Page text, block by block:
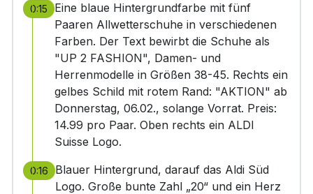
0:15
Eine blaue Hintergrundfarbe mit fünf
Paaren Allwetterschuhe in verschiedenen
Farben. Der Text bewirbt die Schuhe als
"UP 2 FASHION", Damen- und
Herrenmodelle in Größen 38-45. Rechts ein
gelbes Schild mit rotem Rand: "AKTION" ab
Donnerstag, 06.02., solange Vorrat. Preis:
14.99 pro Paar. Oben rechts ein ALDI
Suisse Logo.
0:16
Blauer Hintergrund, darauf das Aldi Süd
Logo. Große bunte Zahl „20“ und ein Herz